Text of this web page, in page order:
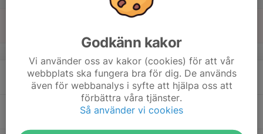
17:30
20:30
Träning Röd
GF Astra
Träning Röd
Godkänn kakor
Vi använder oss av kakor (cookies) för att vår
webbplats ska fungera bra för dig. De används
även för webbanalys i syfte att hjälpa oss att
förbättra våra tjänster.
Så använder vi cookies